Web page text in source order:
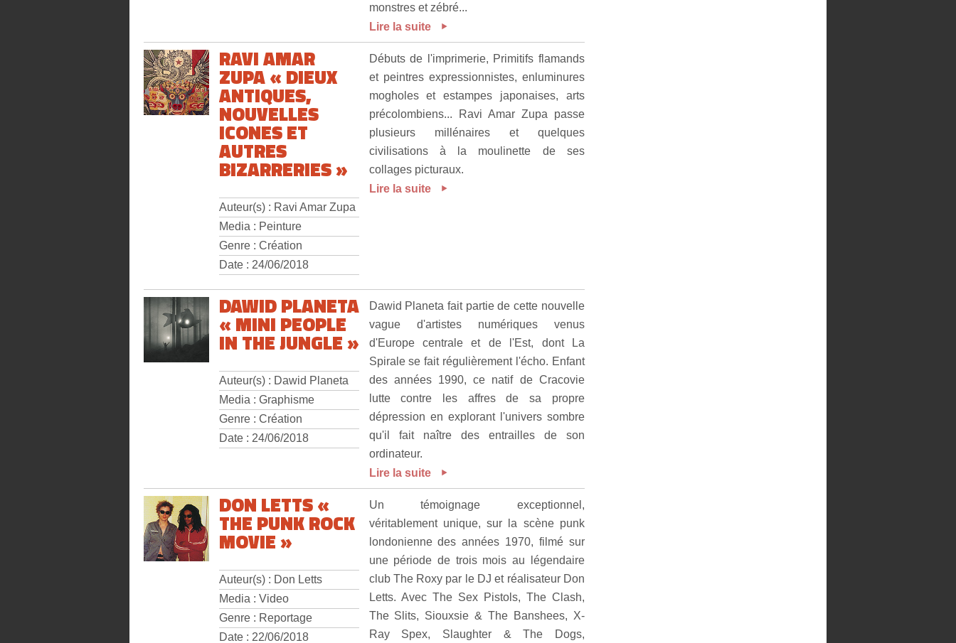
monstres et zébré...
Lire la suite
RAVI AMAR
ZUPA « DIEUX
ANTIQUES,
NOUVELLES
ICONES ET
AUTRES
BIZARRERIES »
Auteur(s) : Ravi Amar Zupa
Media : Peinture
Genre : Création
Date : 24/06/2018
Débuts de l'imprimerie, Primitifs flamands
et peintres expressionnistes, enluminures
mogholes et estampes japonaises, arts
précolombiens... Ravi Amar Zupa passe
plusieurs millénaires et quelques
civilisations à la moulinette de ses
collages picturaux.
Lire la suite
DAWID PLANETA
« MINI PEOPLE
IN THE JUNGLE »
Auteur(s) : Dawid Planeta
Media : Graphisme
Genre : Création
Date : 24/06/2018
Dawid Planeta fait partie de cette nouvelle
vague d'artistes numériques venus
d'Europe centrale et de l'Est, dont La
Spirale se fait régulièrement l'écho. Enfant
des années 1990, ce natif de Cracovie
lutte contre les affres de sa propre
dépression en explorant l'univers sombre
qu'il fait naître des entrailles de son
ordinateur.
Lire la suite
DON LETTS «
THE PUNK ROCK
MOVIE »
Auteur(s) : Don Letts
Media : Video
Genre : Reportage
Date : 22/06/2018
Un témoignage exceptionnel,
véritablement unique, sur la scène punk
londonienne des années 1970, filmé sur
une période de trois mois au légendaire
club The Roxy par le DJ et réalisateur Don
Letts. Avec The Sex Pistols, The Clash,
The Slits, Siouxsie & The Banshees, X-
Ray Spex, Slaughter & The Dogs,